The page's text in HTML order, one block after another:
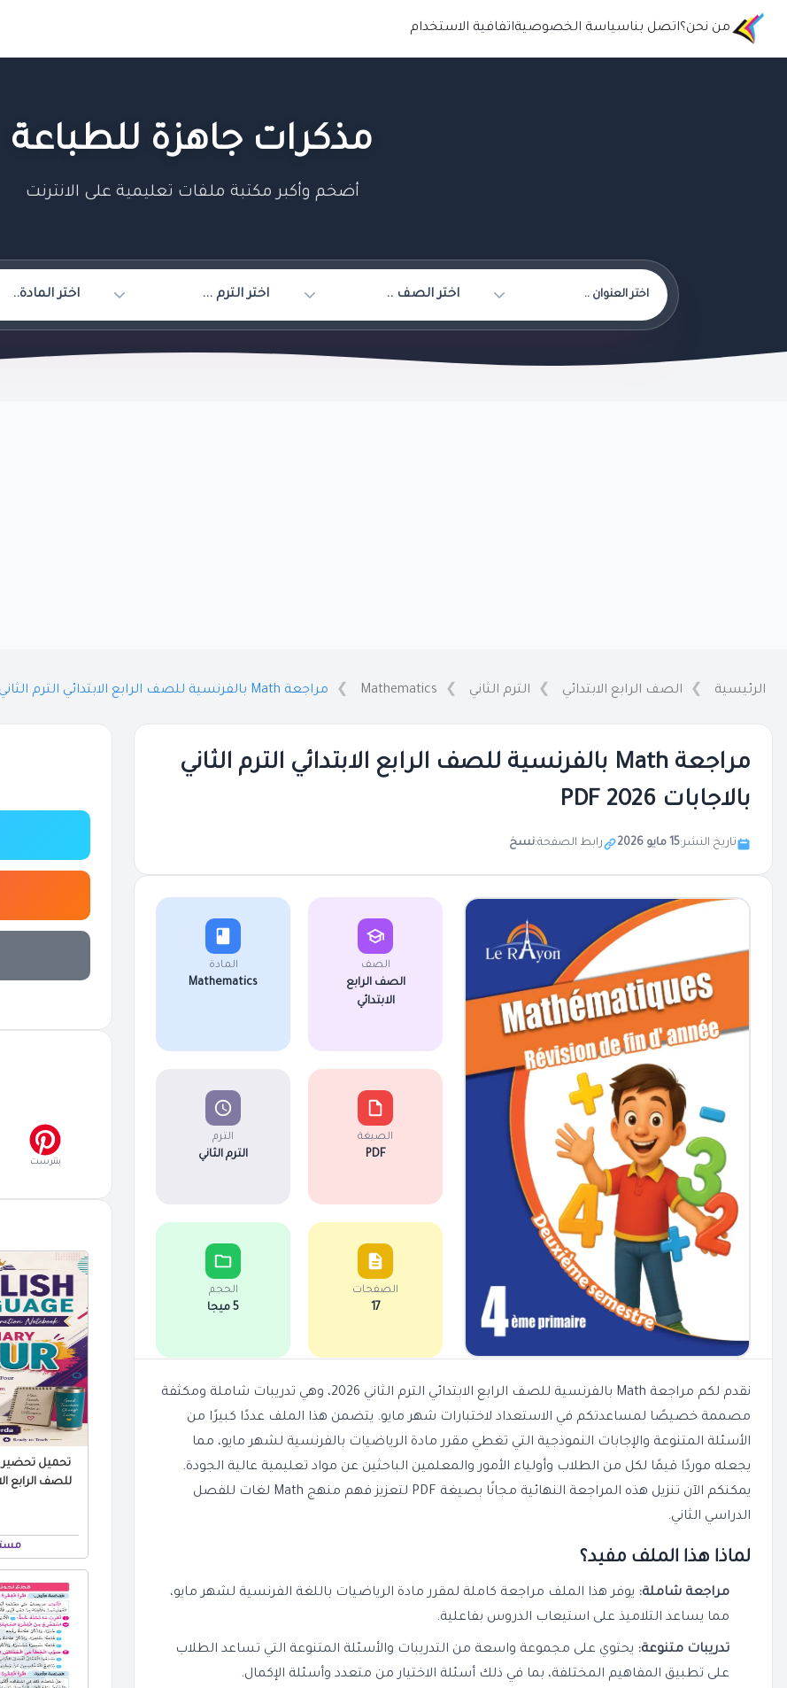
من نحن؟اتصل بناسياسة الخصوصيةاتفافية الاستخدام
مذكرات جاهزة للطباعة
أضخم وأكبر مكتبة ملفات تعليمية على الانترنت
الرئيسية الصف الرابع الابتدائي الترم الثاني Mathematics مراجعة Math بالفرنسية للصف الرابع الابتدائي الترم الثاني بالاجابات 2026 PDF
مراجعة Math بالفرنسية للصف الرابع الابتدائي الترم الثاني
بالاجابات 2026 PDF
تاريخ النشر:15 مايو 2026 رابط الصفحة:نسخ
الصف
الصف الرابع
الابتدائي
المادة
Mathematics
الصيغة
PDF
الترم
الترم الثاني
الصفحات
17
الحجم
5 ميجا
نقدم لكم مراجعة Math بالفرنسية للصف الرابع الابتدائي الترم الثاني 2026، وهي تدريبات شاملة ومكثفة
مصممة خصيصًا لمساعدتكم في الاستعداد لاختبارات شهر مايو. يتضمن هذا الملف عددًا كبيرًا من
الأسئلة المتنوعة والإجابات النموذجية التي تغطي مقرر مادة الرياضيات بالفرنسية لشهر مايو، مما
يجعله موردًا قيمًا لكل من الطلاب وأولياء الأمور والمعلمين الباحثين عن مواد تعليمية عالية الجودة.
يمكنكم الآن تنزيل هذه المراجعة النهائية مجانًا بصيغة PDF لتعزيز فهم منهج Math لغات للفصل
الدراسي الثاني.
لماذا هذا الملف مفيد؟
مراجعة شاملة: يوفر هذا الملف مراجعة كاملة لمقرر مادة الرياضيات باللغة الفرنسية لشهر مايو،
مما يساعد التلاميذ على استيعاب الدروس بفاعلية.
تدريبات متنوعة: يحتوي على مجموعة واسعة من التدريبات والأسئلة المتنوعة التي تساعد الطلاب
على تطبيق المفاهيم المختلفة، بما في ذلك أسئلة الاختيار من متعدد وأسئلة الإكمال.
بنترست
تحميل تحضير